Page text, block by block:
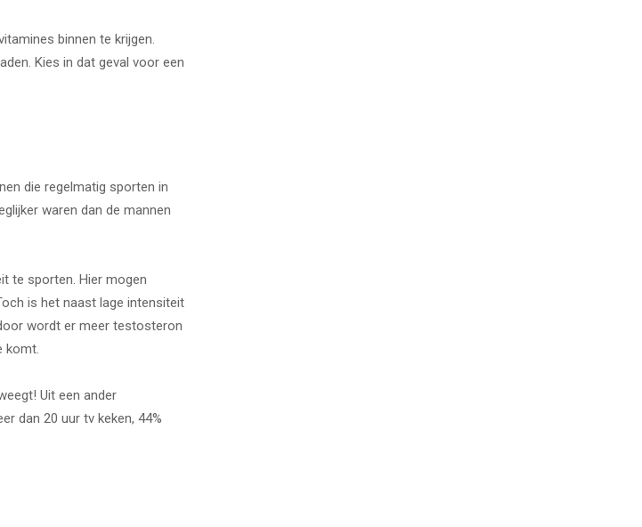
binnen te krijgen.
Kies in dat geval voor een
die regelmatig sporten in
waren dan de mannen
te sporten. Hier mogen
is het naast lage intensiteit
wordt er meer testosteron
komt.
Uit een ander
dan 20 uur tv keken, 44%